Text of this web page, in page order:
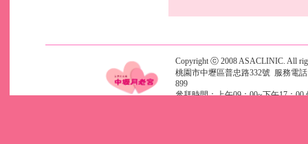
Copyright ⓒ 2008 ASACLINIC. All
桃園市中壢區普忠路332號 服務電話
899
參拜時間：上午09：00~下午17：00